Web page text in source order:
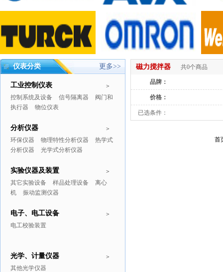
仪表分类 更多>>
>
工业控制仪表
控制系统及设备 信号隔离器
阀门和
执行器
物位仪表
>
分析仪器
环保仪器 物理特性分析仪器
热学式
分析仪器
光学式分析仪器
>
实验仪器及装置
其它实验设备 样品处理设备
离心
机
振动监测仪器
>
电子、电工设备
电工校验装置
>
光学、计量仪器
其他光学仪器
磁力搅拌器 共0个商品
品牌：
价格：
已选条件：
首